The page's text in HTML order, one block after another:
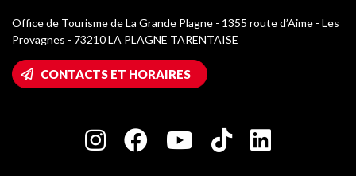
Médiathèque
Logos La Plagne
Accès Wifi
Maison des Propriétaires
Charte des Acteurs Engagés
Champagny-en-Vanoise
Plagne 1800
Office de Tourisme de La Grande Plagne - 1355 route d’Aime - Les
Provagnes - 73210 LA PLAGNE TARENTAISE
CONTACTS ET HORAIRES